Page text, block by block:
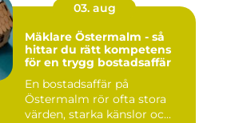
03. aug
Mäklare Östermalm - så
hittar du rätt kompetens
för en trygg bostadsaffär
En bostadsaffär på
Östermalm rör ofta stora
värden, starka känslor oc...